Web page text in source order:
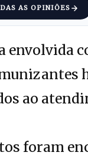
AS OPINIÕES
envolvida
ao
foram